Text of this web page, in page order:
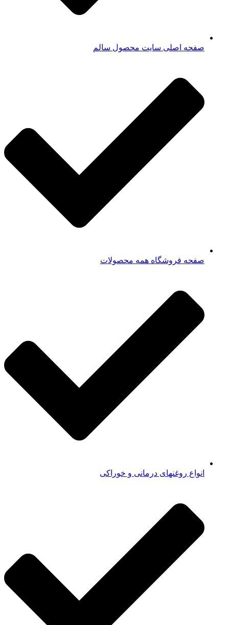
صفحه اصلی سایت محصول سالم
صفحه فروشگاه همه محصولات​
انواع روغنهای درمانی و خوراکی